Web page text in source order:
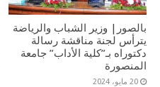
بالصور| وزير الشباب والرياضة
يترأس لجنة مناقشة رسالة
دكتوراه بـ”كلية الأداب” جامعة
المنصورة
20 مايو، 2024